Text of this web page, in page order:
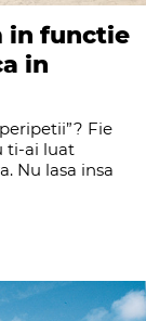
in functie
in
Fie
ti-ai luat
Nu lasa insa